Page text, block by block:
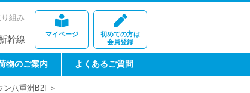
マイページ
初めての方は
会員登録
組み
幹線
物のご案内 よくあるご質問
八重洲B2F＞